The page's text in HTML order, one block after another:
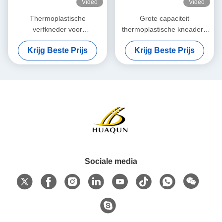
Video
Thermoplastische
verfkneder voor
wegmarkering Hydraulische
voorverwarmer voor
wegmarkeringsmaterialen
Krijg Beste Prijs
Video
Grote capaciteit
thermoplastische kneader /
thermoplastische
hydraulische voorverwarmer
Krijg Beste Prijs
Sociale media